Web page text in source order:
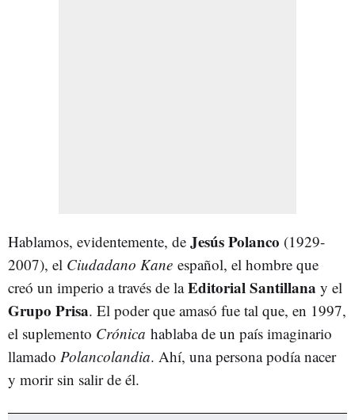
Hablamos, evidentemente, de Jesús Polanco (1929-
2007), el Ciudadano Kane español, el hombre que
creó un imperio a través de laEditorial Santillana y el
Grupo Prisa. El poder que amasó fue tal que, en 1997,
el suplemento Crónica hablaba de un país imaginario
llamado Polancolandia. Ahí, una persona podía nacer
y morir sin salir de él.